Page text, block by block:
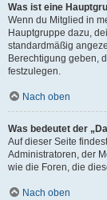
Was ist eine
Wenn du Mitglied in
Hauptgruppe dazu,
standardmäßig
Berechtigung geben,
festzulegen.
Nach oben
Was bedeutet der
Auf dieser Seite
Administratoren, der
wie die Foren, die
Nach oben